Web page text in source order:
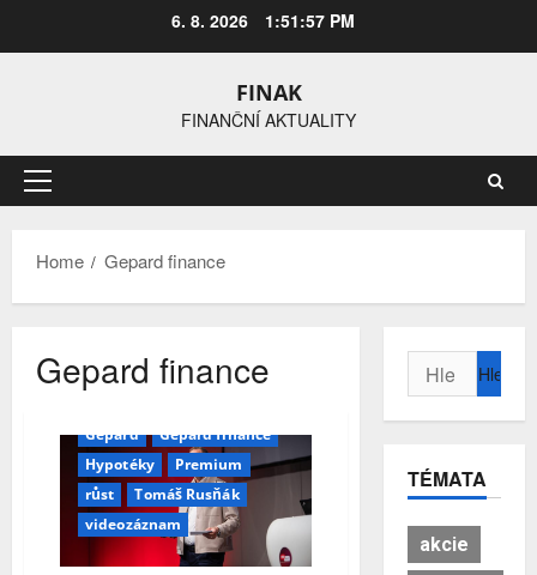
content
6. 8. 2026 1:51:58 PM
FINAK
FINANČNÍ AKTUALITY
Primary
Home
Gepard finance
Gepard finance
Finanční poradenství
Gepard
Gepard finance
Hypotéky
Premium
růst
Tomáš Rusňák
videozáznam
Vyhledávání
TÉMATA
akcie